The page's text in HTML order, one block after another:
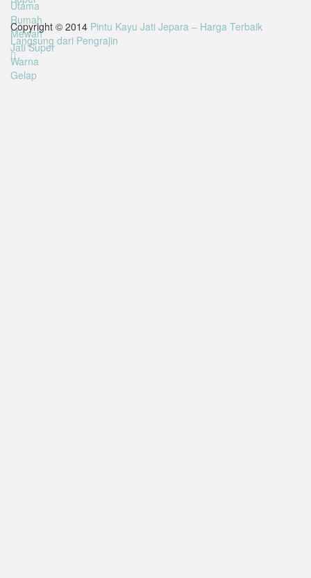
Copyright © 2014 Pintu Kayu Jati Jepara – Harga Terbaik
Langsung dari Pengrajin